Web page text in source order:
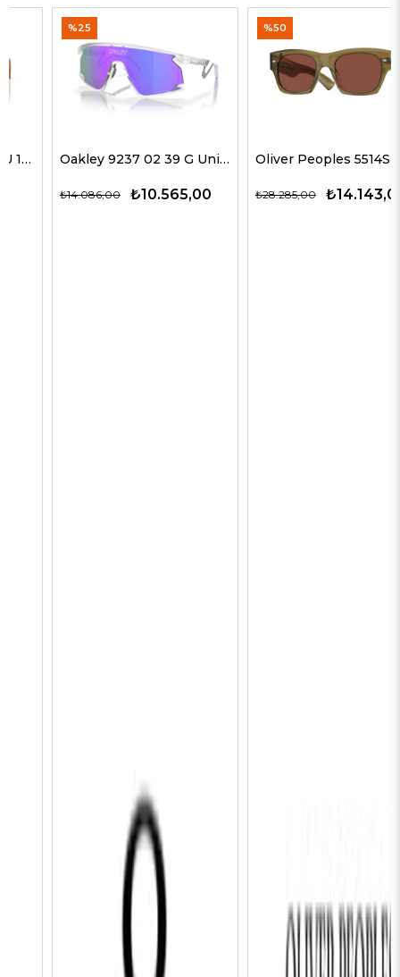
Oakley 9237 02 39 G Unisex Güneş Gözlükleri
₺10.565,00
₺14.086,00
Oliver Peoples 5514SU 1678C5 51 G Unisex Güneş Gözlükleri
₺14.143,00
₺28.285,00